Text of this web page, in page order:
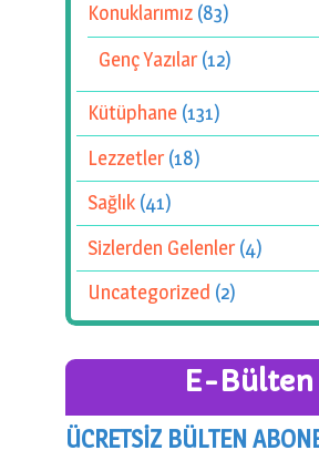
Konuklarımız (83)
Genç Yazılar(12)
Kütüphane (131)
Lezzetler(18)
Sağlık (41)
Sizlerden Gelenler(4)
Uncategorized (2)
E-Bülten
ÜCRETSİZ BÜLTEN